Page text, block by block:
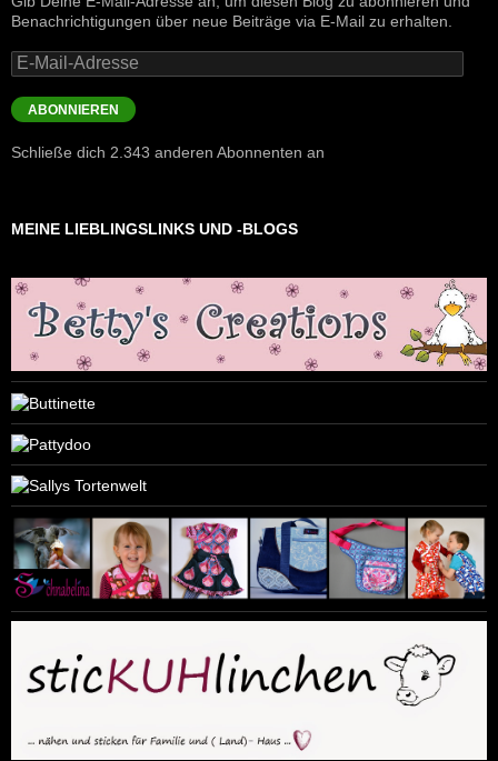
Benachrichtigungen über neue Beiträge via E-Mail zu erhalten.
E-
Mail-
Adresse
ABONNIEREN
Schließe dich 2.343 anderen Abonnenten an
MEINE LIEBLINGSLINKS UND -BLOGS